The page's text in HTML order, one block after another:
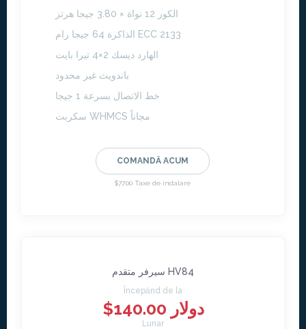
الكور 12 نواة × 3.80 جيجا هرتز
الذاكرة 64 جيجا رام ECC 2133
الهارد ديسك 2×4 تيرا بايت
باندويث غير محدود
خط الاتصال بسرعة 1 جيجا
سكربت WHMCS مجاناً
COMANDĂ ACUM
$77.00 Taxe de instalare
سيرفر متقدم HV84
Începănd de la
$140.00 دولار
Lunar